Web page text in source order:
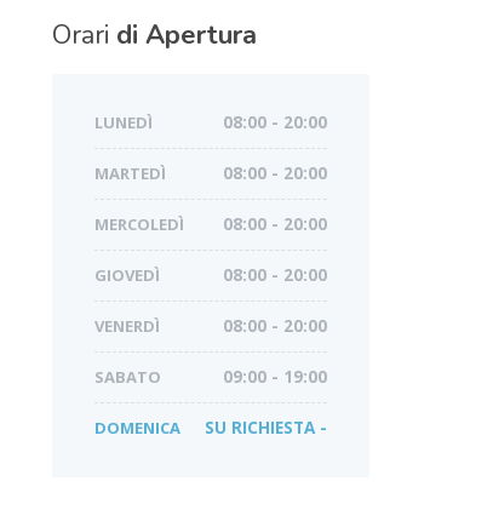
Orari di Apertura
LUNEDÌ 08:00 - 20:00
MARTEDÌ 08:00 - 20:00
MERCOLEDÌ 08:00 - 20:00
GIOVEDÌ 08:00 - 20:00
VENERDÌ 08:00 - 20:00
SABATO 09:00 - 19:00
DOMENICA SU RICHIESTA -